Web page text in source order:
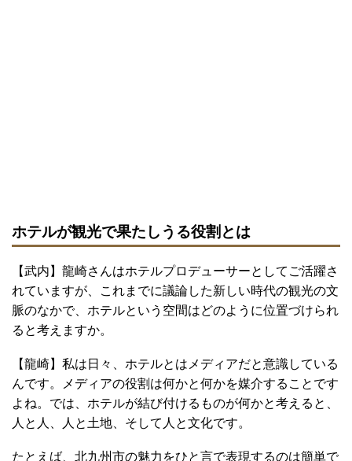
ホテルが観光で果たしうる役割とは
【武内】龍崎さんはホテルプロデューサーとしてご活躍さ
れていますが、これまでに議論した新しい時代の観光の文
脈のなかで、ホテルという空間はどのように位置づけられ
ると考えますか。
【龍崎】私は日々、ホテルとはメディアだと意識している
んです。メディアの役割は何かと何かを媒介することです
よね。では、ホテルが結び付けるものが何かと考えると、
人と人、人と土地、そして人と文化です。
たとえば、北九州市の魅力をひと言で表現するのは簡単で